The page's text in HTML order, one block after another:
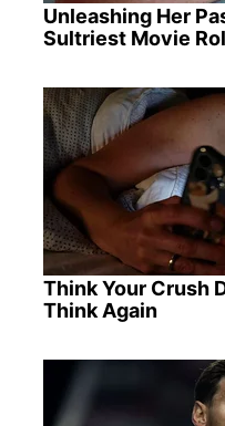
Unleashing Her
Sultriest Movie
Think Your Crush
Think Again